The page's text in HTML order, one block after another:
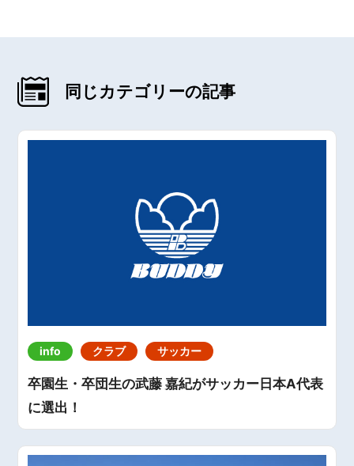
同じカテゴリーの記事
info クラブ サッカー
卒園生・卒団生の武藤 嘉紀がサッカー日本A代表
に選出！